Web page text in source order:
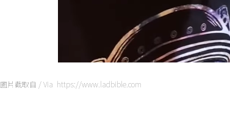
圖片截取自 / Via https://www.ladbible.com